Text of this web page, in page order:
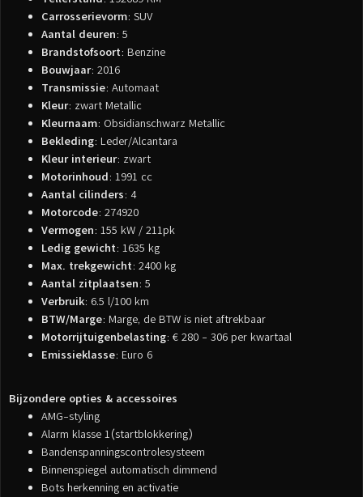
Carrosserievorm: SUV
Aantal deuren: 5
Brandstofsoort: Benzine
Bouwjaar: 2016
Transmissie: Automaat
Kleur: zwart Metallic
Kleurnaam: Obsidianschwarz Metallic
Bekleding: Leder/Alcantara
Kleur interieur: zwart
Motorinhoud: 1991 cc
Aantal cilinders: 4
Motorcode: 274920
Vermogen: 155 kW / 211pk
Ledig gewicht: 1635 kg
Max. trekgewicht: 2400 kg
Aantal zitplaatsen: 5
Verbruik: 6.5 l/100 km
BTW/Marge: Marge, de BTW is niet aftrekbaar
Motorrijtuigenbelasting: € 280 - 306 per kwartaal
Emissieklasse: Euro 6
Bijzondere opties & accessoires
AMG-styling
Alarm klasse 1(startblokkering)
Bandenspanningscontrolesysteem
Binnenspiegel automatisch dimmend
Bots herkenning en activatie